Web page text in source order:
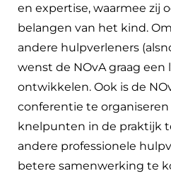
en expertise, waarmee zij
belangen van het kind.
andere hulpverleners
wenst de NOvA graag een
ontwikkelen. Ook is de
conferentie te
knelpunten in de praktijk
andere professionele
betere samenwerking te